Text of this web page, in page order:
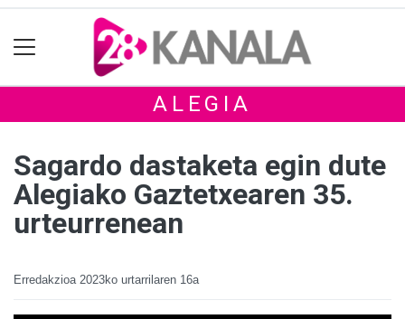
ALEGIA
Sagardo dastaketa egin dute
Alegiako Gaztetxearen 35.
urteurrenean
Erredakzioa 2023ko urtarrilaren 16a